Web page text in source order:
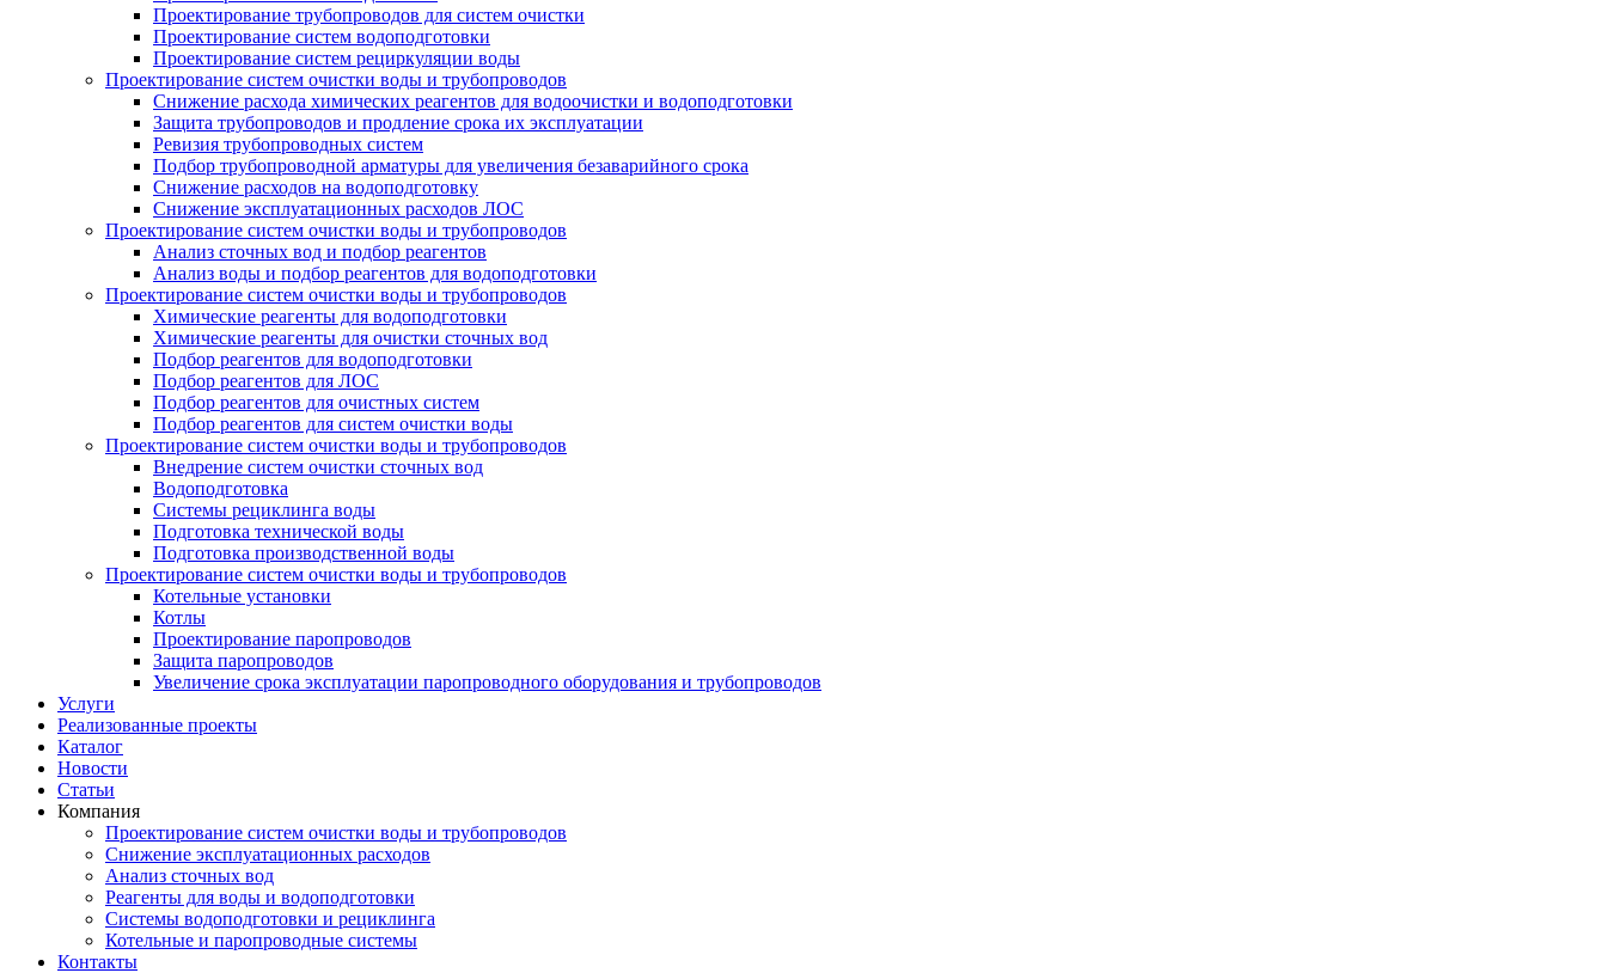
Проектирование трубопроводов для систем очистки
Проектирование систем водоподготовки
Проектирование систем рециркуляции воды
Проектирование систем очистки воды и трубопроводов
Снижение расхода химических реагентов для водоочистки и водоподготовки
Защита трубопроводов и продление срока их эксплуатации
Ревизия трубопроводных систем
Подбор трубопроводной арматуры для увеличения безаварийного срока
Снижение расходов на водоподготовку
Снижение эксплуатационных расходов ЛОС
Проектирование систем очистки воды и трубопроводов
Анализ сточных вод и подбор реагентов
Анализ воды и подбор реагентов для водоподготовки
Проектирование систем очистки воды и трубопроводов
Химические реагенты для водоподготовки
Химические реагенты для очистки сточных вод
Подбор реагентов для водоподготовки
Подбор реагентов для ЛОС
Подбор реагентов для очистных систем
Подбор реагентов для систем очистки воды
Проектирование систем очистки воды и трубопроводов
Внедрение систем очистки сточных вод
Водоподготовка
Системы рециклинга воды
Подготовка технической воды
Подготовка производственной воды
Проектирование систем очистки воды и трубопроводов
Котельные установки
Котлы
Проектирование паропроводов
Защита паропроводов
Увеличение срока эксплуатации паропроводного оборудования и трубопроводов
Услуги
Реализованные проекты
Каталог
Новости
Статьи
Компания
Проектирование систем очистки воды и трубопроводов
Снижение эксплуатационных расходов
Анализ сточных вод
Реагенты для воды и водоподготовки
Системы водоподготовки и рециклинга
Котельные и паропроводные системы
Контакты